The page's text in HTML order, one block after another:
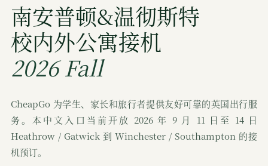
南安普顿&温彻斯特
校内外公寓接机
2026 Fall
CheapGo 为学生、家长和旅行者提供友好可靠的英国出行服
务。本中文入口当前开放 2026 年 9 月 11 日至 14 日
Heathrow / Gatwick 到 Winchester / Southampton 的接
机预订。